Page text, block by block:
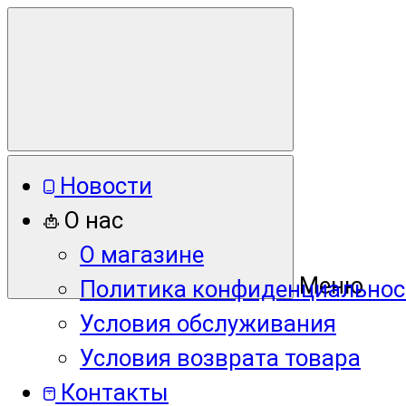
Меню
Новости
О нас
О магазине
Политика
Условия обслуживания
Условия возврата товара
Контакты